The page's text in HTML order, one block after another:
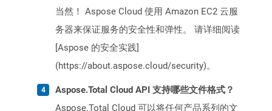
当然！ Aspose Cloud 使用 Amazon EC2 云服
务器来保证服务的安全性和弹性。 请详细阅读
[Aspose 的安全实践]
(https://about.aspose.cloud/security)。
Aspose.Total Cloud API 支持哪些文件格式？
Aspose.Total Cloud 可以将任何产品系列的文